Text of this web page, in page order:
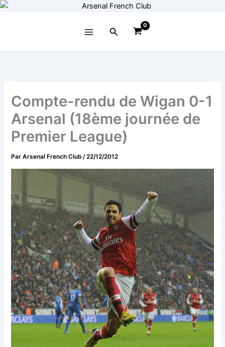
Aller
Rechercher
Compte-rendu de Wigan 0-1
Arsenal (18ème journée de
Premier League)
ParArsenal French Club/22/12/2012